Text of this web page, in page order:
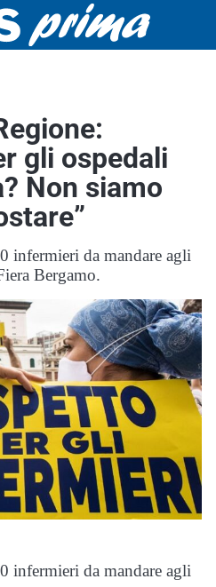
gli ospedali
Non siamo
infermieri da mandare agli
Bergamo.
infermieri da mandare agli